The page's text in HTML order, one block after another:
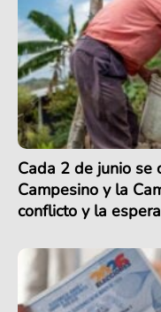
Cada 2 de junio se
Campesino y la
conflicto y la